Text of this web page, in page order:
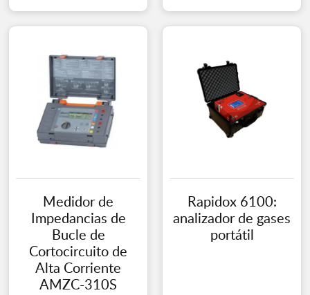
Medidor de
Impedancias de
Bucle de
Cortocircuito de
Alta Corriente
AMZC-310S
Rapidox 6100:
analizador de gases
portátil